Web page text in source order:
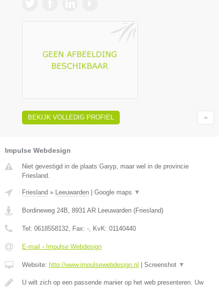
BEKIJK VOLLEDIG PROFIEL
Impulse Webdesign
Niet gevestigd in de plaats Garyp, maar wel in de provincie
Friesland.
Friesland » Leeuwarden Google maps ▼
Bordineweg 24B, 8931 AR Leeuwarden (Friesland)
Tel: 0618558132, Fax: -, KvK: 01140440
E-mail › Impulse Webdesign
Website: http://www.impulsewebdesign.nl Screenshot ▼
U wilt zich op een passende manier op het web presenteren. Uw